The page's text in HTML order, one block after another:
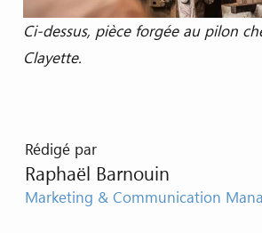
Ci-dessus, pièce forgée au pilon
Clayette.
Rédigé par
Raphaël Barnouin
Marketing & Communication